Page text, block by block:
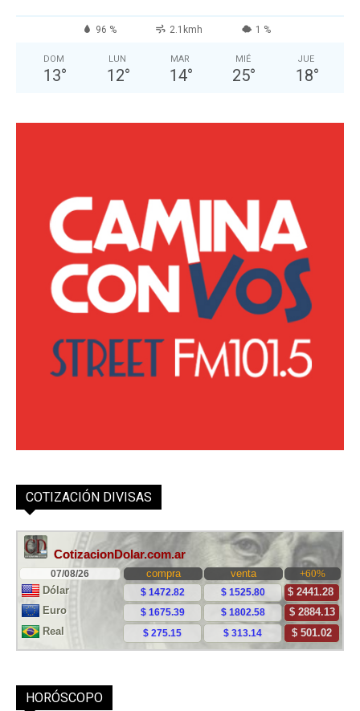
96 % 2.1kmh 1 %
DOM
13°
LUN
12°
MAR
14°
MIÉ
25°
JUE
18°
COTIZACIÓN DIVISAS
HORÓSCOPO